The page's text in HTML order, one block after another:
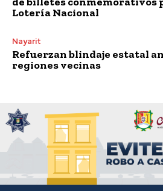
Lotería Nacional
Nayarit
Refuerzan blindaje estatal
regiones vecinas